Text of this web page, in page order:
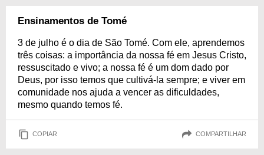
Ensinamentos de Tomé
3 de julho é o dia de São Tomé. Com ele, aprendemos
três coisas: a importância da nossa fé em Jesus Cristo,
ressuscitado e vivo; a nossa fé é um dom dado por
Deus, por isso temos que cultivá-la sempre; e viver em
comunidade nos ajuda a vencer as dificuldades,
mesmo quando temos fé.
COPIAR COMPARTILHAR